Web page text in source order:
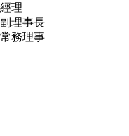
理
理事長
務理事